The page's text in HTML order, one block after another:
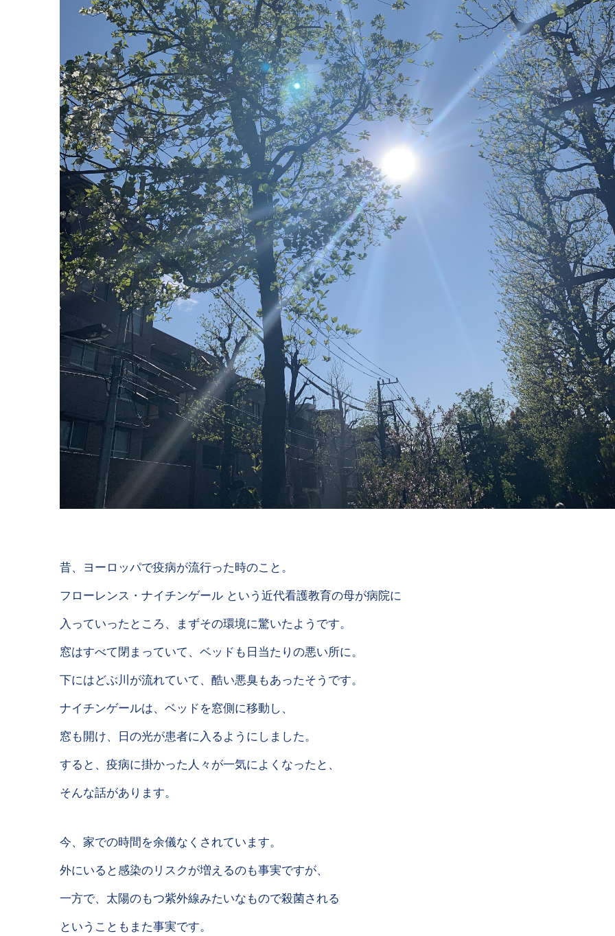
昔、ヨーロッパで疫病が流行った時のこと。
フローレンス・ナイチンゲール という近代看護教育の母が病院に
入っていったところ、まずその環境に驚いたようです。
窓はすべて閉まっていて、ベッドも日当たりの悪い所に。
下にはどぶ川が流れていて、酷い悪臭もあったそうです。
ナイチンゲールは、ベッドを窓側に移動し、
窓も開け、日の光が患者に入るようにしました。
すると、疫病に掛かった人々が一気によくなったと、
そんな話があります。
今、家での時間を余儀なくされています。
外にいると感染のリスクが増えるのも事実ですが、
一方で、太陽のもつ紫外線みたいなもので殺菌される
ということもまた事実です。